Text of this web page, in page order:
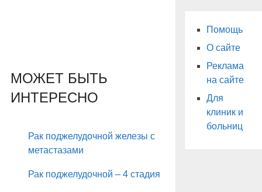
МОЖЕТ БЫТЬ
ИНТЕРЕСНО
Рак поджелудочной железы с
метастазами
Рак поджелудочной – 4 стадия
Помощь
О сайте
Реклама
на сайте
Для
клиник и
больниц